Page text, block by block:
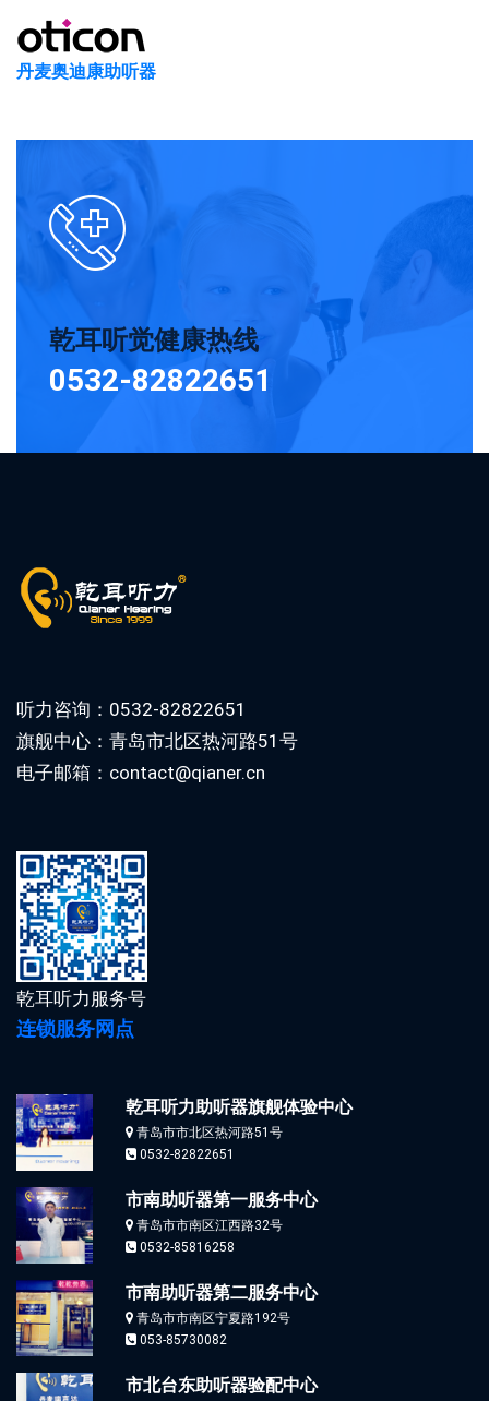
丹麦奥迪康助听器
乾耳听觉健康热线
0532-82822651
听力咨询：0532-82822651
旗舰中心：青岛市北区热河路51号
电子邮箱：contact@qianer.cn
乾耳听力服务号
连锁服务网点
乾耳听力助听器旗舰体验中心
青岛市市北区热河路51号
0532-82822651
市南助听器第一服务中心
青岛市市南区江西路32号
0532-85816258
市南助听器第二服务中心
青岛市市南区宁夏路192号
053-85730082
市北台东助听器验配中心